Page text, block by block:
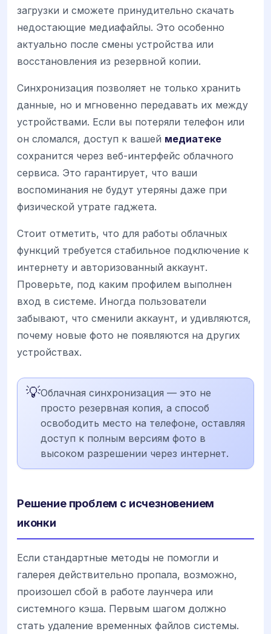
загрузки и сможете принудительно скачать
недостающие медиафайлы. Это особенно
актуально после смены устройства или
восстановления из резервной копии.
Синхронизация позволяет не только хранить
данные, но и мгновенно передавать их между
устройствами. Если вы потеряли телефон или
он сломался, доступ к вашей медиатеке
сохранится через веб-интерфейс облачного
сервиса. Это гарантирует, что ваши
воспоминания не будут утеряны даже при
физической утрате гаджета.
Стоит отметить, что для работы облачных
функций требуется стабильное подключение к
интернету и авторизованный аккаунт.
Проверьте, под каким профилем выполнен
вход в системе. Иногда пользователи
забывают, что сменили аккаунт, и удивляются,
почему новые фото не появляются на других
устройствах.
💡Облачная синхронизация — это не
просто резервная копия, а способ
освободить место на телефоне, оставляя
доступ к полным версиям фото в
высоком разрешении через интернет.
Решение проблем с исчезновением
иконки
Если стандартные методы не помогли и
галерея действительно пропала, возможно,
произошел сбой в работе лаунчера или
системного кэша. Первым шагом должно
стать удаление временных файлов системы.